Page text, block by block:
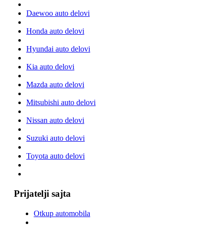
Daewoo auto delovi
Honda auto delovi
Hyundai auto delovi
Kia auto delovi
Mazda auto delovi
Mitsubishi auto delovi
Nissan auto delovi
Suzuki auto delovi
Toyota auto delovi
Prijatelji sajta
Otkup automobila